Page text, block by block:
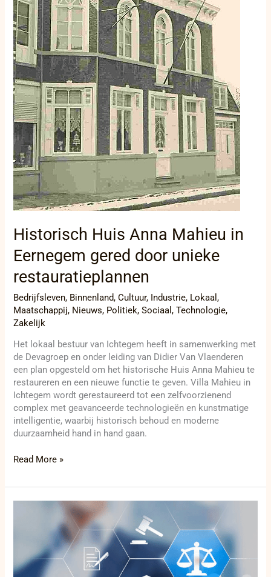
Historisch Huis Anna Mahieu in
Eernegem gered door unieke
restauratieplannen
Bedrijfsleven, Binnenland,Cultuur, Industrie, Lokaal,
Maatschappij, Nieuws, Politiek,Sociaal,Technologie,
Zakelijk
Het lokaal bestuur van Ichtegem heeft in samenwerking met
de Devagroep en onder leiding van Didier Van Vlaenderen
een plan opgesteld om het historische Huis Anna Mahieu te
restaureren en een nieuwe functie te geven. Villa Mahieu in
Ichtegem wordt gerestaureerd tot een zelfvoorzienend
complex met geavanceerde technologieën en kunstmatige
intelligentie, waarbij historisch behoud en moderne
duurzaamheid hand in hand gaan.
unieke
restauratieplannen
Read More »
rechtszaal:
hoe
technologie